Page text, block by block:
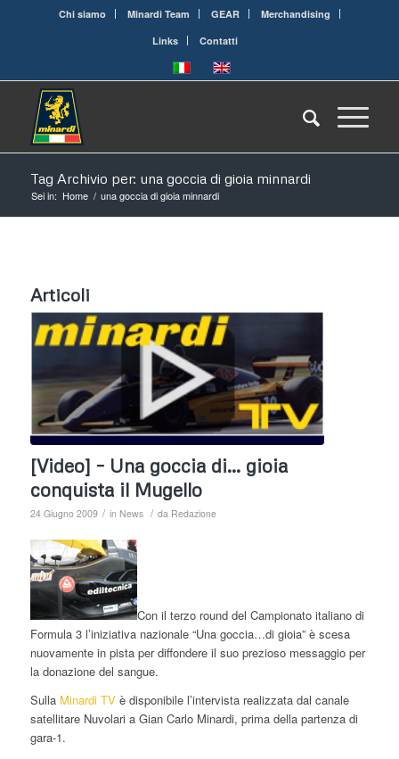
Chi siamo Minardi Team GEAR
Merchandising
Links
Contatti
Tag Archivio per: una goccia di gioia minnardi
Sei in: Home / una goccia di gioia minnardi
Articoli
[Video] – Una goccia di… gioia
conquista il Mugello
24 Giugno 2009 / in News / da Redazione
Con il terzo round del Campionato italiano di
Formula 3 l’iniziativa nazionale “Una goccia…di gioia” è scesa
nuovamente in pista per diffondere il suo prezioso messaggio per
la donazione del sangue.
Sulla Minardi TV è disponibile l’intervista realizzata dal canale
satellitare Nuvolari a Gian Carlo Minardi, prima della partenza di
gara-1.